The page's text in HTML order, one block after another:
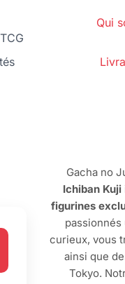
TCG
Qui
Gacha no
Ichiban Kuji
figurines
curieux, vous
ainsi que
Tokyo.